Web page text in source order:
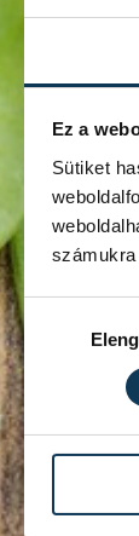
Ez a
Sütiket